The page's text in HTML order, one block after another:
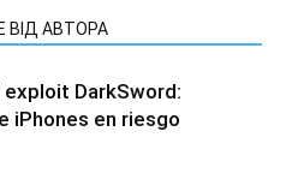
ВІД АВТОРА
DarkSword:
iPhones en riesgo